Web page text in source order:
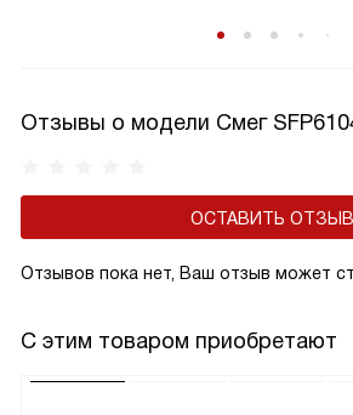
Отзывы о модели Смег
ОСТАВИТЬ ОТЗЫВ
Отзывов пока нет, Ваш отзыв может
С этим товаром приобретают